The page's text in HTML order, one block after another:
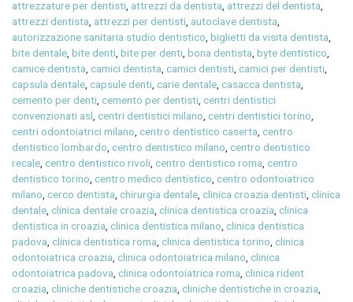
attrezzature per dentisti, attrezzi da dentista, attrezzi del dentista,
attrezzi dentista, attrezzi per dentisti, autoclave dentista,
autorizzazione sanitaria studio dentistico,biglietti da visita dentista,
bite dentale,bite denti,bite per denti,bona dentista,byte dentistico,
camice dentista,camici dentista,camici dentisti,camici per dentisti,
capsula dentale,capsule denti,carie dentale,casacca dentista,
cemento per denti,cemento per dentisti,centri dentistici
convenzionati asl,centri dentistici milano,centri dentistici torino,
centri odontoiatrici milano,centro dentistico caserta,centro
dentistico lombardo,centro dentistico milano,centro dentistico
recale,centro dentistico rivoli,centro dentistico roma,centro
dentistico torino,centro medico dentistico,centro odontoiatrico
milano,cerco dentista,chirurgia dentale,clinica croazia dentisti,clinica
dentale,clinica dentale croazia,clinica dentistica croazia,clinica
dentistica in croazia,clinica dentistica milano,clinica dentistica
padova,clinica dentistica roma,clinica dentistica torino,clinica
odontoiatrica croazia,clinica odontoiatrica milano,clinica
odontoiatrica padova,clinica odontoiatrica roma,clinica rident
croazia,cliniche dentistiche croazia,cliniche dentistiche in croazia,